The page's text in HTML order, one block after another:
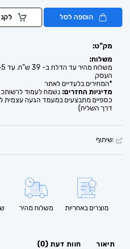
הוספה לסל
מק"ט:
משלוח:
העסק
*המחירים בלעדיים לאתר
מדיניות החזרים: נשמח לעמוד לרשותכם!
כספיים מתבצעים במעמד הגעה עצמית
דרך השליח)
:שיתוף
מוצרים באחריות משלוח מהיר
תיאור חוות דעת (0)